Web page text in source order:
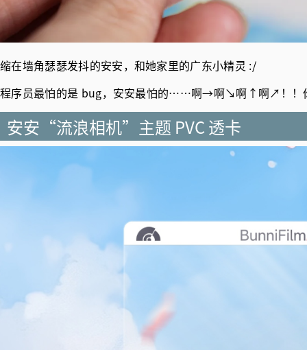
缩在墙角瑟瑟发抖的安安，和她家里的广东小精灵 :/
程序员最怕的是 bug，安安最怕的……啊→啊↘啊↑啊↗！！
安安“流浪相机”主题 PVC 透卡